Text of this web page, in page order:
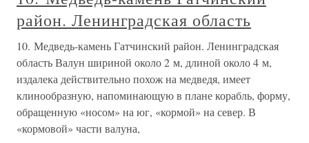
район. Ленинградская область
10. Медведь-камень Гатчинский район. Ленинградская
область Валун шириной около 2 м, длиной около 4 м,
издалека действительно похож на медведя, имеет
клинообразную, напоминающую в плане корабль, форму,
обращенную «носом» на юг, «кормой» на север. В
«кормовой» части валуна,